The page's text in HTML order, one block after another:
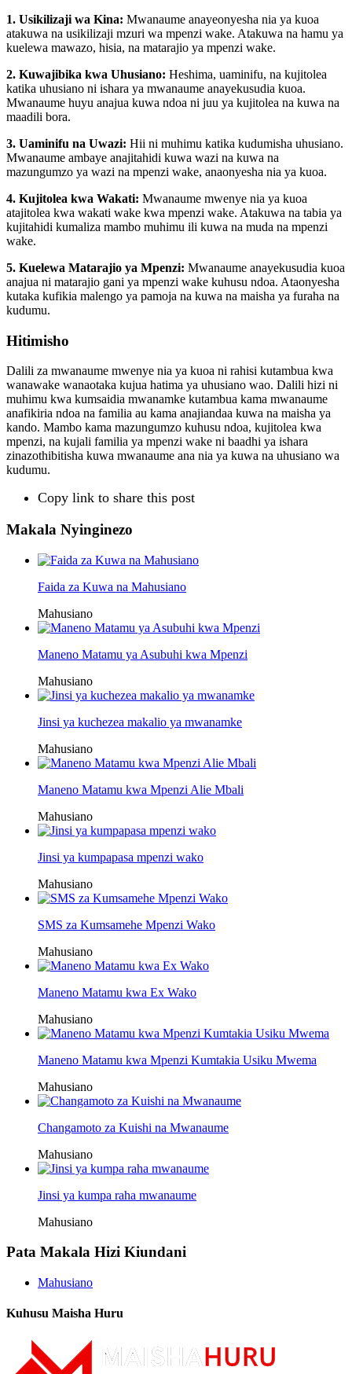
1. Usikilizaji wa Kina: Mwanaume anayeonyesha nia ya kuoa
atakuwa na usikilizaji mzuri wa mpenzi wake. Atakuwa na hamu ya
kuelewa mawazo, hisia, na matarajio ya mpenzi wake.
2. Kuwajibika kwa Uhusiano: Heshima, uaminifu, na kujitolea
katika uhusiano ni ishara ya mwanaume anayekusudia kuoa.
Mwanaume huyu anajua kuwa ndoa ni juu ya kujitolea na kuwa na
maadili bora.
3. Uaminifu na Uwazi: Hii ni muhimu katika kudumisha uhusiano.
Mwanaume ambaye anajitahidi kuwa wazi na kuwa na
mazungumzo ya wazi na mpenzi wake, anaonyesha nia ya kuoa.
4. Kujitolea kwa Wakati: Mwanaume mwenye nia ya kuoa
atajitolea kwa wakati wake kwa mpenzi wake. Atakuwa na tabia ya
kujitahidi kumaliza mambo muhimu ili kuwa na muda na mpenzi
wake.
5. Kuelewa Matarajio ya Mpenzi: Mwanaume anayekusudia kuoa
anajua ni matarajio gani ya mpenzi wake kuhusu ndoa. Ataonyesha
kutaka kufikia malengo ya pamoja na kuwa na maisha ya furaha na
kudumu.
Hitimisho
Dalili za mwanaume mwenye nia ya kuoa ni rahisi kutambua kwa
wanawake wanaotaka kujua hatima ya uhusiano wao. Dalili hizi ni
muhimu kwa kumsaidia mwanamke kutambua kama mwanaume
anafikiria ndoa na familia au kama anajiandaa kuwa na maisha ya
kando. Mambo kama mazungumzo kuhusu ndoa, kujitolea kwa
mpenzi, na kujali familia ya mpenzi wake ni baadhi ya ishara
zinazothibitisha kuwa mwanaume ana nia ya kuwa na uhusiano wa
kudumu.
Copy link to share this post
Makala Nyinginezo
Faida za Kuwa na Mahusiano
Mahusiano
Maneno Matamu ya Asubuhi kwa Mpenzi
Mahusiano
Jinsi ya kuchezea makalio ya mwanamke
Mahusiano
Maneno Matamu kwa Mpenzi Alie Mbali
Mahusiano
Jinsi ya kumpapasa mpenzi wako
Mahusiano
SMS za Kumsamehe Mpenzi Wako
Mahusiano
Maneno Matamu kwa Ex Wako
Mahusiano
Maneno Matamu kwa Mpenzi Kumtakia Usiku Mwema
Mahusiano
Changamoto za Kuishi na Mwanaume
Mahusiano
Jinsi ya kumpa raha mwanaume
Mahusiano
Pata Makala Hizi Kiundani
Mahusiano
Kuhusu Maisha Huru